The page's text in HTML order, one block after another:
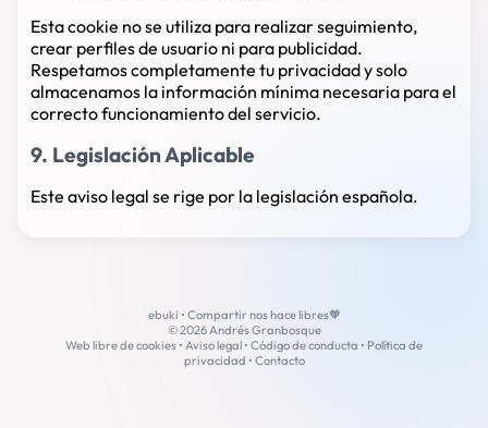
Esta cookie no se utiliza para realizar seguimiento,
crear perfiles de usuario ni para publicidad.
Respetamos completamente tu privacidad y solo
almacenamos la información mínima necesaria para el
correcto funcionamiento del servicio.
9. Legislación Aplicable
Este aviso legal se rige por la legislación española.
ebuki • Compartir nos hace libres🧡
© 2026 Andrés Granbosque
Web libre de cookies • Aviso legal • Código de conducta • Política de
privacidad • Contacto